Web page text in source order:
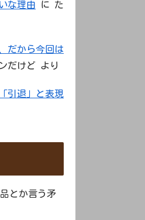
な理由 に た
だから今回は
だけど より
引退」と表現
とか言う矛